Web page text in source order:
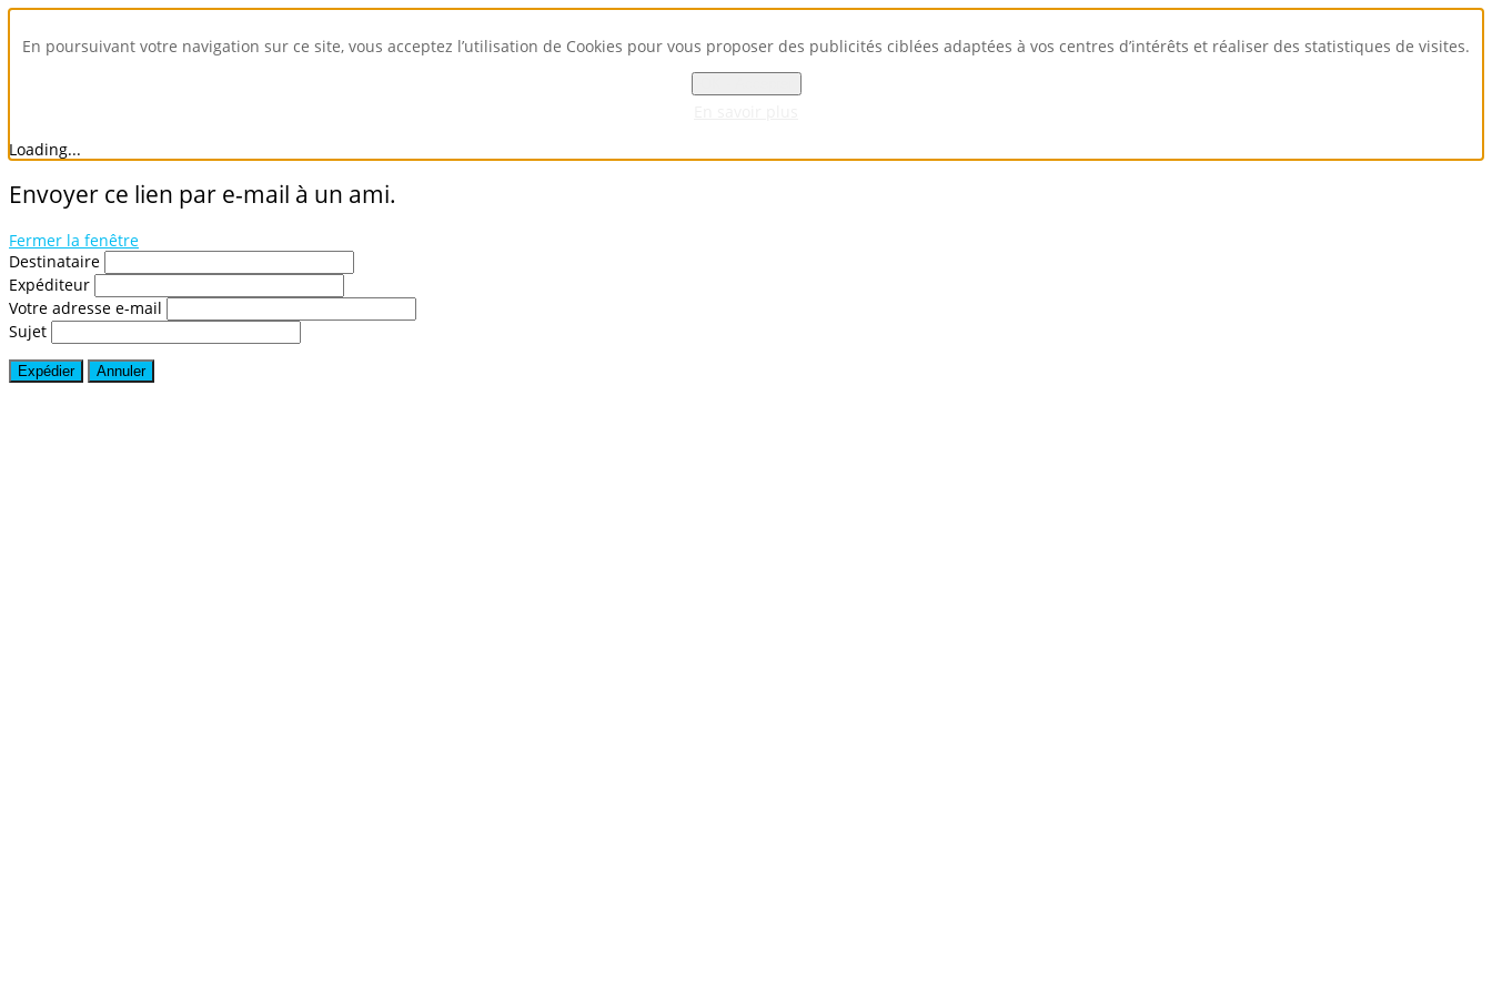
En poursuivant votre navigation sur ce site, vous acceptez l’utilisation de Cookies pour vous proposer des publicités ciblées adaptées à vos centres d’intérêts et réaliser des statistiques de visites.
Loading...
Envoyer ce lien par e-mail à un ami.
Fermer la fenêtre
Destinataire
Expéditeur
Votre adresse e-mail
Sujet
Expédier Annuler